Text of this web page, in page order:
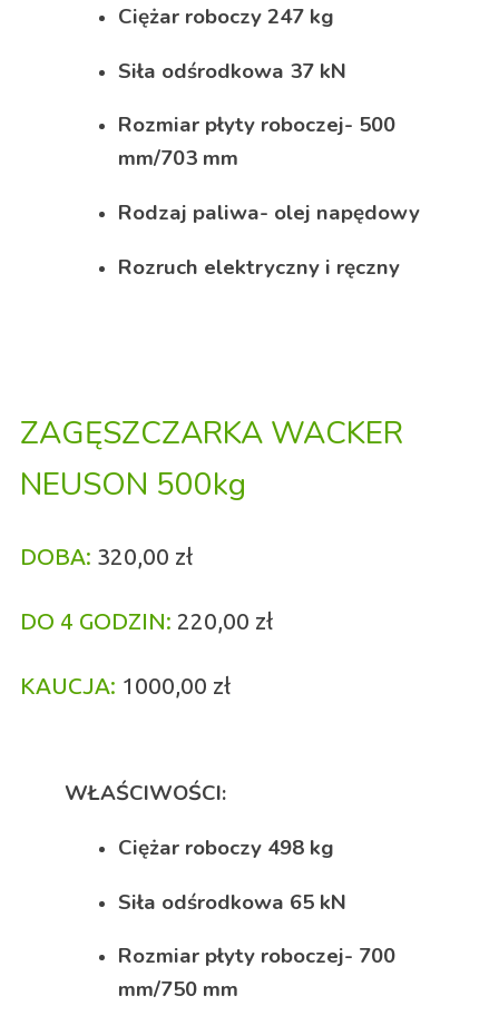
Ciężar roboczy 247 kg
Siła odśrodkowa 37 kN
Rozmiar płyty roboczej- 500
mm/703 mm
Rodzaj paliwa- olej napędowy
Rozruch elektryczny i ręczny
ZAGĘSZCZARKA WACKER
NEUSON 500kg
DOBA: 320,00 zł
DO 4 GODZIN: 220,00 zł
KAUCJA: 1000,00 zł
WŁAŚCIWOŚCI:
Ciężar roboczy 498 kg
Siła odśrodkowa 65 kN
Rozmiar płyty roboczej- 700
mm/750 mm